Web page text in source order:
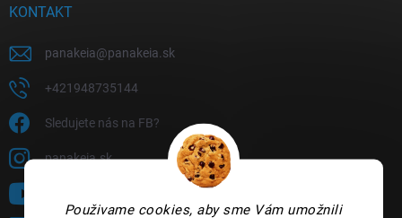
Použivame cookies, aby sme Vám umožnili
KONTAKT
panakeia@panakeia.sk
+421948735144
Sledujete nás na FB?
panakeia.sk